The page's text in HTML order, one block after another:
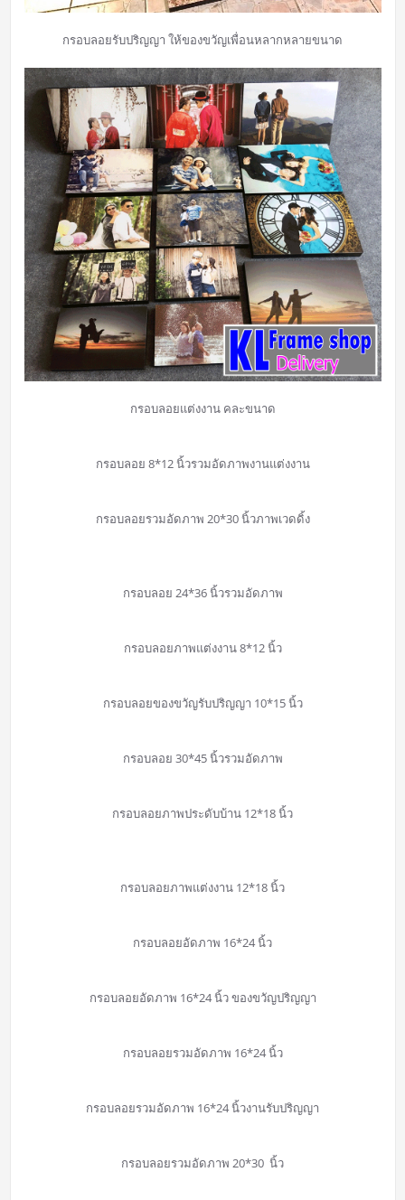
กรอบลอยรับปริญญา ให้ของขวัญเพื่อนหลากหลายขนาด
กรอบลอยแต่งงาน คละขนาด
กรอบลอย 8*12 นิ้วรวมอัดภาพงานแต่งงาน
กรอบลอยรวมอัดภาพ 20*30 นิ้วภาพเวดดิ้ง
กรอบลอย 24*36 นิ้วรวมอัดภาพ
กรอบลอยภาพแต่งงาน 8*12 นิ้ว
กรอบลอยของขวัญรับปริญญา 10*15 นิ้ว
กรอบลอย 30*45 นิ้วรวมอัดภาพ
กรอบลอยภาพประดับบ้าน 12*18 นิ้ว
กรอบลอยภาพแต่งงาน 12*18 นิ้ว
กรอบลอยอัดภาพ 16*24 นิ้ว
กรอบลอยอัดภาพ 16*24 นิ้ว ของขวัญปริญญา
กรอบลอยรวมอัดภาพ 16*24 นิ้ว
กรอบลอยรวมอัดภาพ 16*24 นิ้วงานรับปริญญา
กรอบลอยรวมอัดภาพ 20*30 นิ้ว